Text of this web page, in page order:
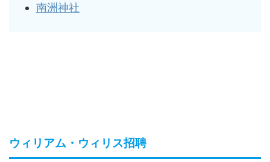
南洲神社
ウィリアム・ウィリス招聘